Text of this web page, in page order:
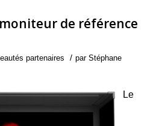
de référence
partenaires / par Stéphane
Le